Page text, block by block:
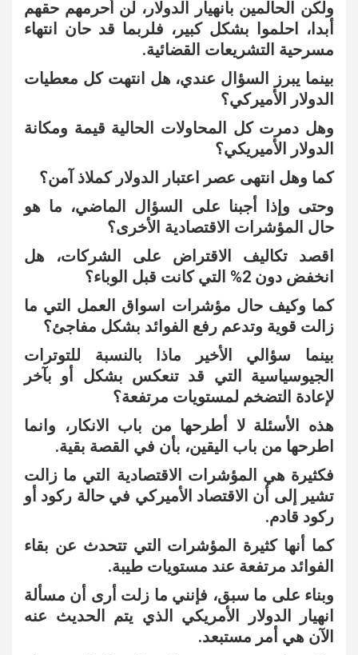
ولكن الحالمين بانهيار الدولار، لن أحرمهم حقهم
أبدا، احلموا بشكل كبير، فلربما قد حان انتهاء
مسرحية التشريعات القضائية.
بينما يبرز السؤال عندي، هل انتهت كل معطيات
الدولار الأميركي؟
وهل دمرت كل المحاولات الحالية قيمة ومكانة
الدولار الأميريكي؟
كما وهل انتهى عصر اعتبار الدولار كملاذ آمن؟
وحتى وإذا أجبنا على السؤال الماضي، ما هو
حال المؤشرات الاقتصادية الأخرى؟
اقصد تكاليف الاقتراض على الشركات، هل
انخفض دون 2% التي كانت قبل الوباء؟
كما وكيف حال مؤشرات اسواق العمل التي ما
زالت قوية وتدعم رفع الفوائد بشكل مفاجئ؟
بينما سؤالي الأخير ماذا بالنسبة للتوترات
الجيوسياسية التي قد تنعكس بشكل أو بآخر
لإعادة التضخم لمستويات مرتفعة؟
هذه الأسئلة لا أطرحها من باب الانكار، وانما
اطرحها من باب اليقين، بأن في القصة بقية.
فكثيرة هي المؤشرات الاقتصادية التي ما زالت
تشير إلى أن الاقتصاد الأميركي في حالة ركود أو
ركود قادم.
كما أنها كثيرة المؤشرات التي تتحدث عن بقاء
الفوائد مرتفعة عند مستويات طيبة.
وبناء على ما سبق، فإنني ما زلت أرى أن مسألة
انهيار الدولار الأمريكي الذي يتم الحديث عنه
الآن هي أمر مستبعد.